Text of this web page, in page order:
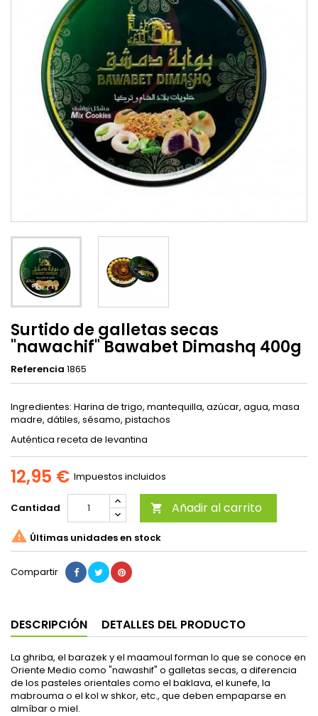
Surtido de galletas secas
"nawachif" Bawabet Dimashq 400g
Referencia 1865
Ingredientes: Harina de trigo, mantequilla, azúcar, agua, masa
madre, dátiles, sésamo, pistachos
Auténtica receta de levantina
12,95 € Impuestos incluidos
Cantidad  Añadir al carrito
 Últimas unidades en stock
Compartir
DESCRIPCIÓN DETALLES DEL PRODUCTO
La ghriba, el barazek y el maamoul forman lo que se conoce en
Oriente Medio como "nawashif" o galletas secas, a diferencia
de los pasteles orientales como el baklava, el kunefe, la
mabrouma o el kol w shkor, etc., que deben empaparse en
almíbar o miel.